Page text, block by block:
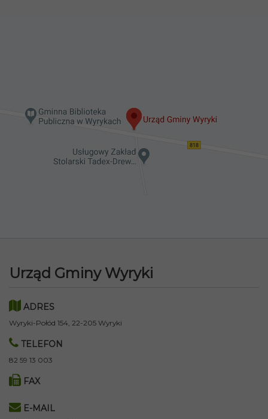
Urząd Gminy Wyryki
ADRES
Wyryki-Połód 154, 22-205 Wyryki
TELEFON
82 59 13 003
FAX
E-MAIL